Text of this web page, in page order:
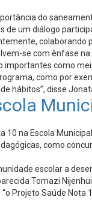
do
um diálogo
colaborando
se com ênfase
como
como por
hábitos”, disse
na Escola
como
escolar a
Tomazi
Projeto Saúde